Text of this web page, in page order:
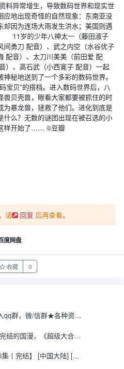
异常增生，导致数码世界和现实世
应地出现奇怪的自然现象：东南亚没
却因为连场大雨发生洪水；美国则遇
11岁的少年八神太一（藤田淑子
间勇刀 配音）、武之内空（水谷优子
配音）、太刀川美美（前田爱 配
）、高石武（小西寛子 配音）一起
秘地送到了一个多彩的数码世界。
宝贝”的搭档。进入数码世界后，八
兽贝壳兽，眼看大家都要被抓住的时
为暴龙兽，拯救了他们。进化到底是
什么？无数的谜团出现在被召选的小
样开始了…… ©豆瓣
请 回复 后再查看。
度网盘
收藏 0
█▇▆▅★防丢失，快点加入qq群，微/信群★各种资源大佬请进群▅▆▇█
⭕️❌⭕️更新中的国漫和已经完结的国漫，《超级大合集》
🔥仙帝归来 (2025)【更新16集丨完结】 [中国大陆] [动作 / 动画 / 奇幻]【4K】🔥